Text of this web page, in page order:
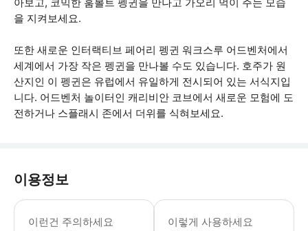
을 지켜보세요.
또한 새로운 인터랙티브 페어리 펭귄 워크스루 어드벤처에서
세계에서 가장 작은 펭귄을 만나볼 수도 있습니다. 호주가 원
산지인 이 펭귄은 유럽에서 유일하게 전시되어 있는 서식지입
니다. 어드벤처 놀이터인 캐리비안 코브에서 새로운 모험에 도
전하거나 스플래시 존에서 더위를 식혀보세요.
이용정보
이런건 주의하세요
- 수족관은 일반적으로 하루의 시작과
이렇게 사용하세요